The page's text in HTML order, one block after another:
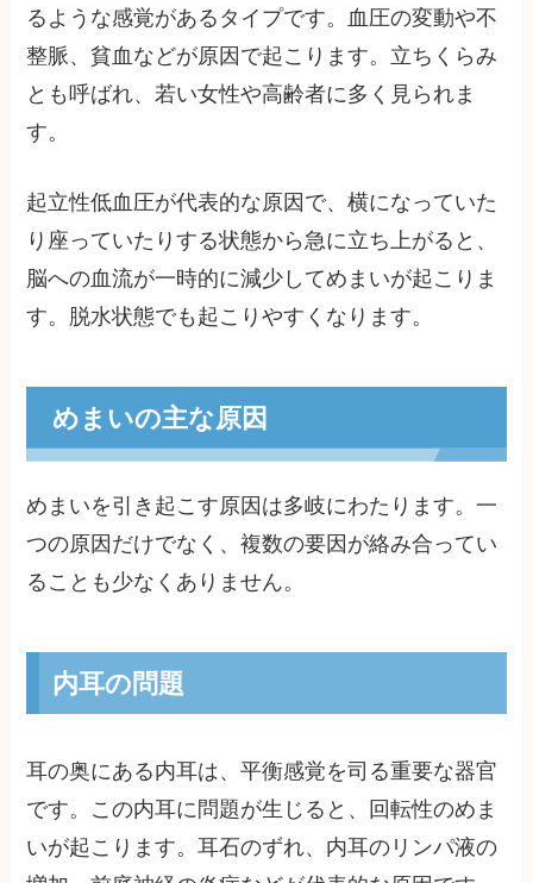
るような感覚があるタイプです。血圧の変動や不
整脈、貧血などが原因で起こります。立ちくらみ
とも呼ばれ、若い女性や高齢者に多く見られま
す。
起立性低血圧が代表的な原因で、横になっていた
り座っていたりする状態から急に立ち上がると、
脳への血流が一時的に減少してめまいが起こりま
す。脱水状態でも起こりやすくなります。
めまいの主な原因
めまいを引き起こす原因は多岐にわたります。一
つの原因だけでなく、複数の要因が絡み合ってい
ることも少なくありません。
内耳の問題
耳の奥にある内耳は、平衡感覚を司る重要な器官
です。この内耳に問題が生じると、回転性のめま
いが起こります。耳石のずれ、内耳のリンパ液の